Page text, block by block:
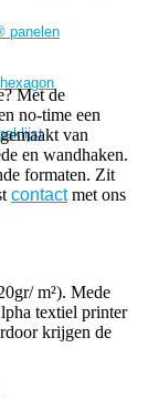
panelen
Met de
no-time een
van
en wandhaken.
formaten. Zit
contactmet ons
m²). Mede
textiel printer
krijgen de